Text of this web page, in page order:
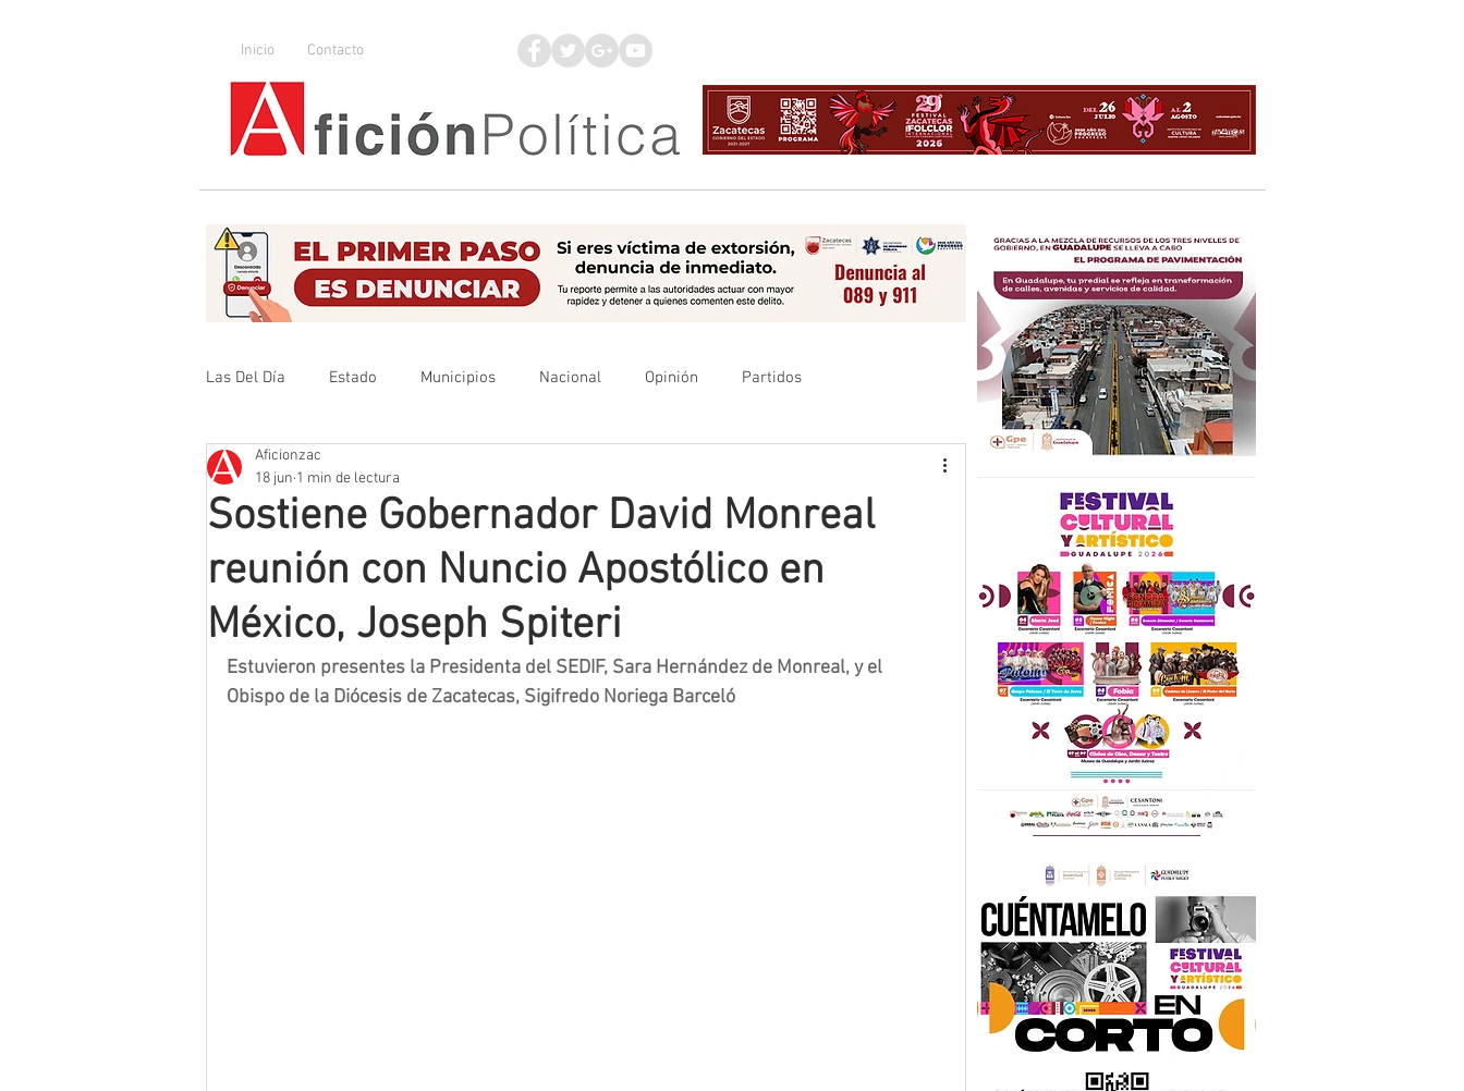
Inicio Contacto
Las Del Día Estado Municipios Nacional Opinión Partidos
Que no se olvide
Mineros LNBP
Sostiene Gobernador David Monreal
reunión con Nuncio Apostólico en
México, Joseph Spiteri
Aficionzac
18 jun 1 min de lectura
Estuvieron presentes la Presidenta del SEDIF, Sara Hernández de Monreal, y el
Obispo de la Diócesis de Zacatecas, Sigifredo Noriega Barceló